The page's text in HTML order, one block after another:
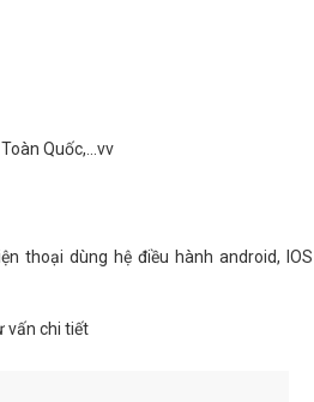
Quốc,...vv
thoại dùng hệ điều hành android, IOS
vấn chi tiết